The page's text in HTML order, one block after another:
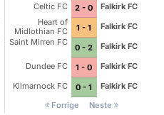
Celtic FC 2 - 0
Falkirk FC
Heart of
Midlothian FC
1 - 1
Falkirk FC
Saint Mirren FC
0 - 2
Falkirk FC
Dundee FC
1 - 0
Falkirk FC
Kilmarnock FC
0 - 1
Falkirk FC
Forrige
Neste